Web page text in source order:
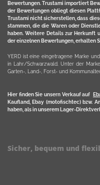
Bewertungen. Trustami importiert
der Bewertungen obliegt diesen
Trustami nicht sicherstellen, dass
stammen, die die Waren oder
haben. Weitere Details zur Herkunft
der einzelnen Bewertungen, erhalten
YERD ist eine eingetragene Marke
in Lahr/Schwarzwald. Unter der
Garten-, Land-, Forst- und
Hier finden Sie unsern Verkauf auf
Kaufland, Ebay (motofischtec) bzw.
haben, als in unserem Lager-
Sicher, bequem und